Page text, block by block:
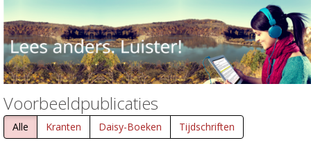
Voorbeeldpublicaties
Alle Kranten Daisy-Boeken Tijdschriften